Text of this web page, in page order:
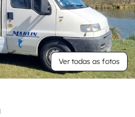
Ver todas as fotos